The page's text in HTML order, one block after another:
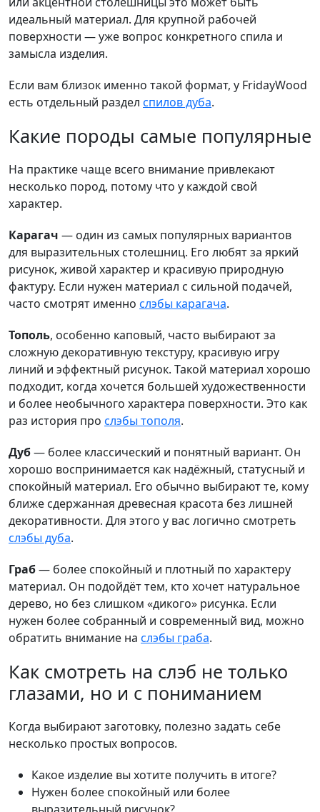
идеальный материал. Для крупной рабочей
поверхности — уже вопрос конкретного спила и
замысла изделия.
Если вам близок именно такой формат, у FridayWood
есть отдельный раздел спилов дуба.
Какие породы самые популярные
На практике чаще всего внимание привлекают
несколько пород, потому что у каждой свой
характер.
Карагач — один из самых популярных вариантов
для выразительных столешниц. Его любят за яркий
рисунок, живой характер и красивую природную
фактуру. Если нужен материал с сильной подачей,
часто смотрят именно слэбы карагача.
Тополь, особенно каповый, часто выбирают за
сложную декоративную текстуру, красивую игру
линий и эффектный рисунок. Такой материал хорошо
подходит, когда хочется большей художественности
и более необычного характера поверхности. Это как
раз история про слэбы тополя.
Дуб— более классический и понятный вариант. Он
хорошо воспринимается как надёжный, статусный и
спокойный материал. Его обычно выбирают те, кому
ближе сдержанная древесная красота без лишней
декоративности. Для этого у вас логично смотреть
слэбы дуба.
Граб— более спокойный и плотный по характеру
материал. Он подойдёт тем, кто хочет натуральное
дерево, но без слишком «дикого» рисунка. Если
нужен более собранный и современный вид, можно
обратить внимание на слэбы граба.
Как смотреть на слэб не только
глазами, но и с пониманием
Когда выбирают заготовку, полезно задать себе
несколько простых вопросов.
Какое изделие вы хотите получить в итоге?
Нужен более спокойный или более